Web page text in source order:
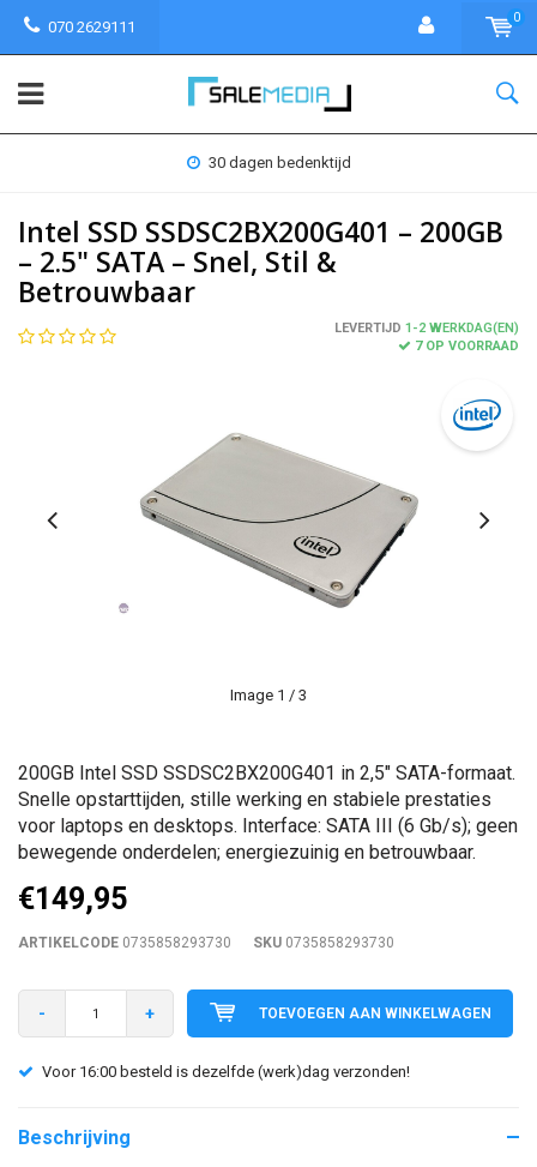
070 2629111
0
30 dagen bedenktijd
Intel SSD SSDSC2BX200G401 – 200GB
– 2.5" SATA – Snel, Stil &
Betrouwbaar
LEVERTIJD 1-2 WERKDAG(EN)
7 OP VOORRAAD
Image 1 / 3
200GB Intel SSD SSDSC2BX200G401 in 2,5" SATA-formaat.
Snelle opstarttijden, stille werking en stabiele prestaties
voor laptops en desktops. Interface: SATA III (6 Gb/s); geen
bewegende onderdelen; energiezuinig en betrouwbaar.
€149,95
ARTIKELCODE 0735858293730 SKU 0735858293730
- + TOEVOEGEN AAN WINKELWAGEN
Voor 16:00 besteld is dezelfde (werk)dag verzonden!
Beschrijving